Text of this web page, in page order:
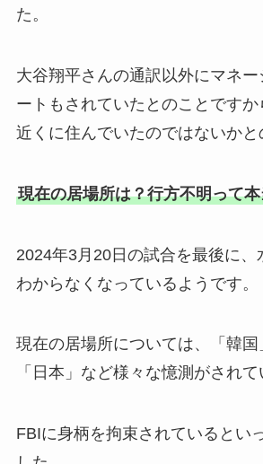
た。
大谷翔平さんの通訳以外にマネ
ートもされていたとのことです
近くに住んでいたのではないかと
現在の居場所は？行方不明って
2024年3月20日の試合を最後に、
わからなくなっているようです。
現在の居場所については、「韓国
「日本」など様々な憶測がされて
FBIに身柄を拘束されているとい